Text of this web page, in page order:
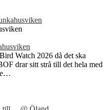
Watch 2026 då det ska
drar sitt strå till det hela med